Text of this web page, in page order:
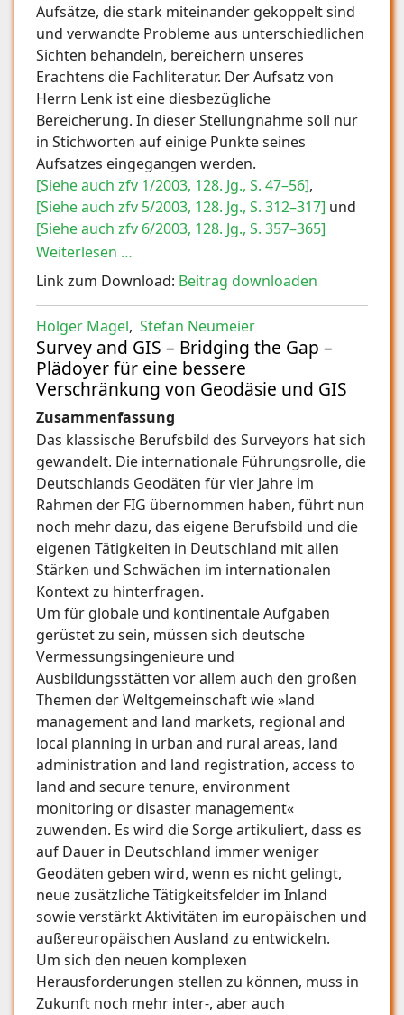
Aufsätze, die stark miteinander gekoppelt sind
und verwandte Probleme aus unterschiedlichen
Sichten behandeln, bereichern unseres
Erachtens die Fachliteratur. Der Aufsatz von
Herrn Lenk ist eine diesbezügliche
Bereicherung. In dieser Stellungnahme soll nur
in Stichworten auf einige Punkte seines
Aufsatzes eingegangen werden.
[Siehe auch zfv 1/2003, 128. Jg., S. 47–56],
[Siehe auch zfv 5/2003, 128. Jg., S. 312–317] und
[Siehe auch zfv 6/2003, 128. Jg., S. 357–365]
Weiterlesen …
Link zum Download: Beitrag downloaden
Holger Magel, Stefan Neumeier
Survey and GIS – Bridging the Gap –
Plädoyer für eine bessere
Verschränkung von Geodäsie und GIS
Zusammenfassung
Das klassische Berufsbild des Surveyors hat sich
gewandelt. Die internationale Führungsrolle, die
Deutschlands Geodäten für vier Jahre im
Rahmen der FIG übernommen haben, führt nun
noch mehr dazu, das eigene Berufsbild und die
eigenen Tätigkeiten in Deutschland mit allen
Stärken und Schwächen im internationalen
Kontext zu hinterfragen.
Um für globale und kontinentale Aufgaben
gerüstet zu sein, müssen sich deutsche
Vermessungsingenieure und
Ausbildungsstätten vor allem auch den großen
Themen der Weltgemeinschaft wie »land
management and land markets, regional and
local planning in urban and rural areas, land
administration and land registration, access to
land and secure tenure, environment
monitoring or disaster management«
zuwenden. Es wird die Sorge artikuliert, dass es
auf Dauer in Deutschland immer weniger
Geodäten geben wird, wenn es nicht gelingt,
neue zusätzliche Tätigkeitsfelder im Inland
sowie verstärkt Aktivitäten im europäischen und
außereuropäischen Ausland zu entwickeln.
Um sich den neuen komplexen
Herausforderungen stellen zu können, muss in
Zukunft noch mehr inter-, aber auch